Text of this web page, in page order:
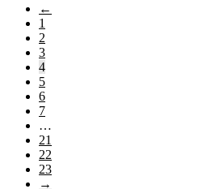
←
1
2
3
4
5
6
7
…
21
22
23
→